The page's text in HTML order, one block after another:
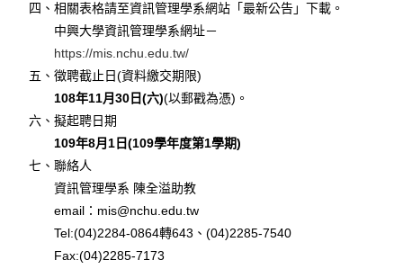
四、相關表格請至資訊管理學系網站「最新公告」下載。
中興大學資訊管理學系網址－
https://mis.nchu.edu.tw/
五、徵聘截止日(資料繳交期限)
108年11月30日(六)(以郵戳為憑)。
六、擬起聘日期
109年8月1日(109學年度第1學期)
七、聯絡人
資訊管理學系 陳全溢助教
email：mis@nchu.edu.tw
Tel:(04)2284-0864轉643、(04)2285-7540
Fax:(04)2285-7173